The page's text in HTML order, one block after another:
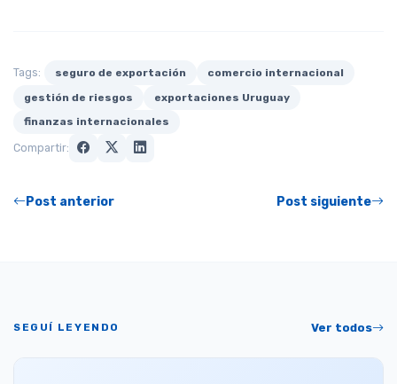
Tags: seguro de exportación
comercio internacional
gestión de riesgos
exportaciones Uruguay
finanzas internacionales
Compartir:
Post anterior Post siguiente
SEGUÍ LEYENDO Ver todos